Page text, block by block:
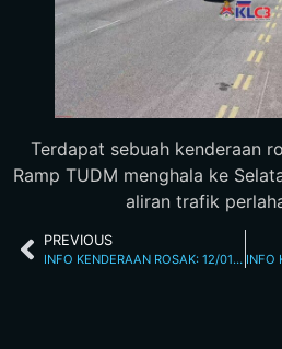
Terdapat sebuah kenderaan
Ramp TUDM menghala ke
aliran trafik
PREVIOUS
INFO KENDERAAN ROSAK: 12/01/2026 02.20PM JALAN KUCHING